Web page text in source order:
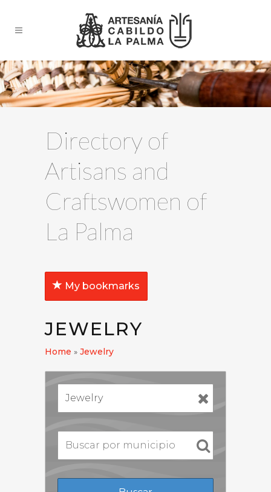
Directory of
Artisans and
Craftswomen of
La Palma
My bookmarks
JEWELRY
Home » Jewelry